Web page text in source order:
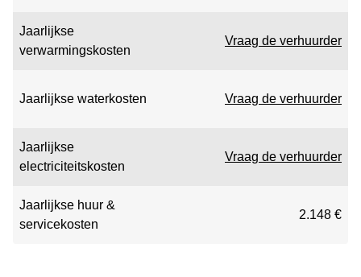
Jaarlijkse
verwarmingskosten
Vraag de verhuurder
Jaarlijkse waterkosten Vraag de verhuurder
Jaarlijkse
electriciteitskosten
Vraag de verhuurder
Jaarlijkse huur &
servicekosten
2.148 €